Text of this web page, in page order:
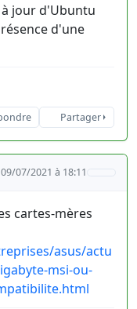
jour d'Ubuntu
d'une
Partager
07/2021 à 18:11
cartes-mères
asus/actu
msi-ou-